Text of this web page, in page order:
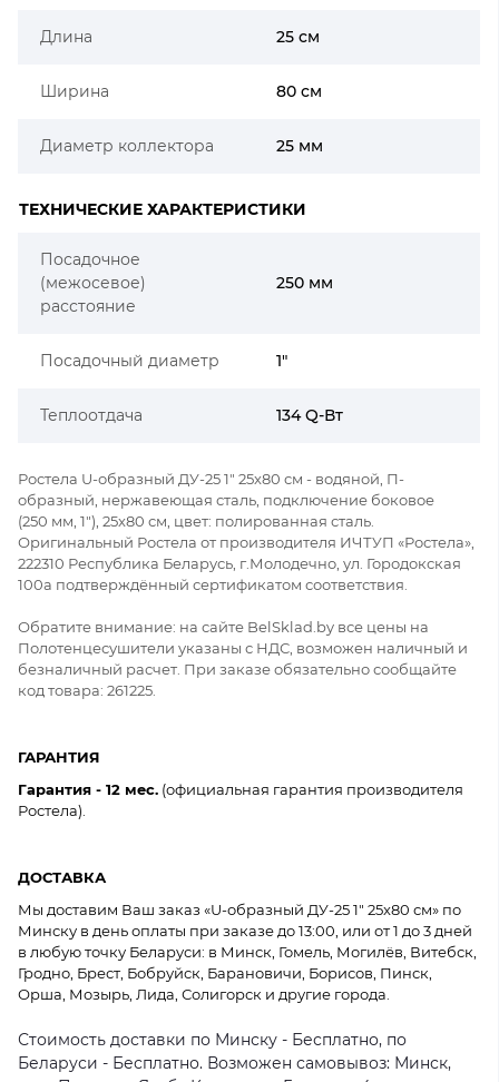
Длина 25 см
Ширина 80 см
Диаметр коллектора 25 мм
ТЕХНИЧЕСКИЕ ХАРАКТЕРИСТИКИ
Посадочное
(межосевое)
расстояние
250 мм
Посадочный диаметр 1"
Теплоотдача 134 Q-Вт
Ростела U-образный ДУ-25 1" 25x80 см - водяной, П-
образный, нержавеющая сталь, подключение боковое
(250 мм, 1"), 25x80 см, цвет: полированная сталь.
Оригинальный Ростела от производителя ИЧТУП «Ростела»,
222310 Республика Беларусь, г.Молодечно, ул. Городокская
100а подтверждённый сертификатом соответствия.
Обратите внимание: на сайте BelSklad.by все цены на
Полотенцесушители указаны с НДС, возможен наличный и
безналичный расчет. При заказе обязательно сообщайте
код товара: 261225.
ГАРАНТИЯ
Гарантия - 12 мес. (официальная гарантия производителя
Ростела).
ДОСТАВКА
Мы доставим Ваш заказ «U-образный ДУ-25 1" 25x80 см» по
Минску в день оплаты при заказе до 13:00, или от 1 до 3 дней
в любую точку Беларуси: в Минск, Гомель, Могилёв, Витебск,
Гродно, Брест, Бобруйск, Барановичи, Борисов, Пинск,
Орша, Мозырь, Лида, Солигорск и другие города.
Стоимость доставки по Минску - Бесплатно, по
Беларуси - Бесплатно. Возможен самовывоз: Минск,